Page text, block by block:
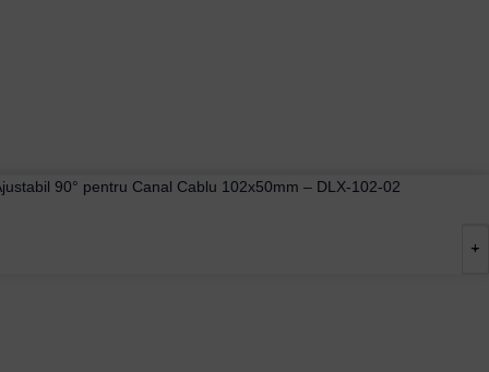
90° pentru Canal Cablu 102x50mm – DLX-102-02
-
+